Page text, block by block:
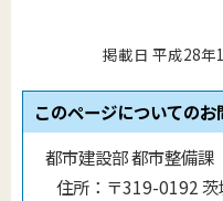
掲載日 平成28年
このページについての
都市建設部 都市整備課
住所： 〒319-0192